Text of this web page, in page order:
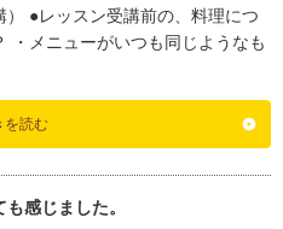
●レッスン受講前の、料理につ
・メニューがいつも同じようなも
を読む
感じました。